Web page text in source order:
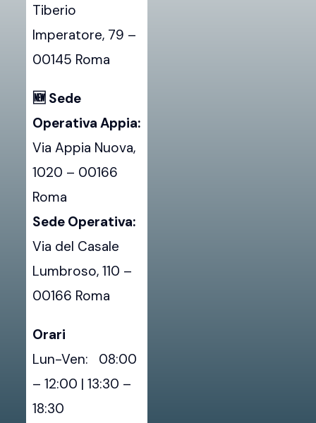
Tiberio
Imperatore, 79 –
00145 Roma
🆕 Sede
Operativa Appia:
Via Appia Nuova,
1020 – 00166
Roma
Sede Operativa:
Via del Casale
Lumbroso, 110 –
00166 Roma
Orari
Lun-Ven: 08:00
– 12:00 | 13:30 –
18:30